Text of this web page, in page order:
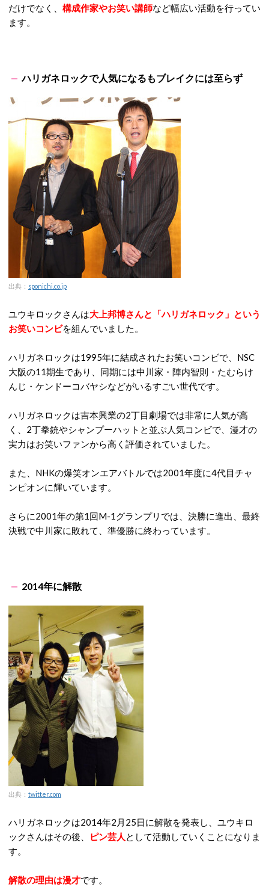
だけでなく、 構成作家やお笑い講師など幅広い活動を行ってい
ます。
ハリガネロックで人気になるもブレイクには至らず
出典： sponichi.co.jp
ユウキロックさんは大上邦博さんと「ハリガネロック」という
お笑いコンビを組んでいました。
ハリガネロックは1995年に結成されたお笑いコンビで、NSC
大阪の11期生であり、同期には中川家・陣内智則・たむらけ
んじ・ケンドーコバヤシなどがいるすごい世代です。
ハリガネロックは吉本興業の2丁目劇場では非常に人気が高
く、2丁拳銃やシャンプーハットと並ぶ人気コンビで、漫才の
実力はお笑いファンから高く評価されていました。
また、NHKの爆笑オンエアバトルでは2001年度に4代目チャ
ンピオンに輝いています。
さらに2001年の第1回M-1グランプリでは、決勝に進出、最終
決戦で中川家に敗れて、準優勝に終わっています。
2014年に解散
出典： twitter.com
ハリガネロックは2014年2月25日に解散を発表し、ユウキロ
ックさんはその後、
ピン芸人 として活動していくことになりま
す。
解散の理由は漫才です。